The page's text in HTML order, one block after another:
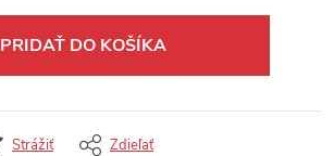
PRIDAŤ DO KOŠÍKA
Strážiť Zdieľať